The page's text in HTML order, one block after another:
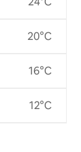
20°C
16°C
12°C